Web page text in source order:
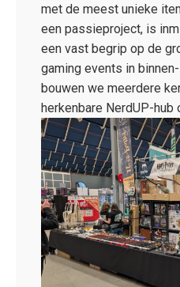
met de meest unieke
een passieproject, is
een vast begrip op de
gaming events in
bouwen we meerdere
herkenbare NerdUP-hub